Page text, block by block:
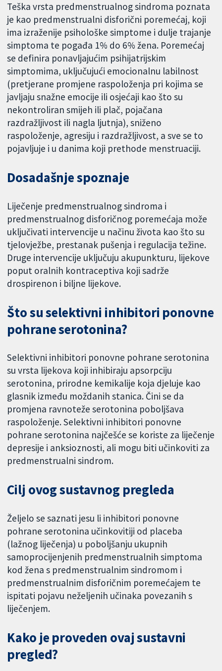
Teška vrsta predmenstrualnog sindroma poznata
je kao predmenstrualni disforični poremećaj, koji
ima izraženije psihološke simptome i dulje trajanje
simptoma te pogađa 1% do 6% žena. Poremećaj
se definira ponavljajućim psihijatrijskim
simptomima, uključujući emocionalnu labilnost
(pretjerane promjene raspoloženja pri kojima se
javljaju snažne emocije ili osjećaji kao što su
nekontroliran smijeh ili plač, pojačana
razdražljivost ili nagla ljutnja), sniženo
raspoloženje, agresiju i razdražljivost, a sve se to
pojavljuje i u danima koji prethode menstruaciji.
Dosadašnje spoznaje
Liječenje predmenstrualnog sindroma i
predmenstrualnog disforičnog poremećaja može
uključivati ​​intervencije u načinu života kao što su
tjelovježbe, prestanak pušenja i regulacija težine.
Druge intervencije uključuju akupunkturu, lijekove
poput oralnih kontraceptiva koji sadrže
drospirenon i biljne lijekove.
Što su selektivni inhibitori ponovne
pohrane serotonina?
Selektivni inhibitori ponovne pohrane serotonina
su vrsta lijekova koji inhibiraju apsorpciju
serotonina, prirodne kemikalije koja djeluje kao
glasnik između moždanih stanica. Čini se da
promjena ravnoteže serotonina poboljšava
raspoloženje. Selektivni inhibitori ponovne
pohrane serotonina najčešće se koriste za liječenje
depresije i anksioznosti, ali mogu biti učinkoviti za
predmenstrualni sindrom.
Cilj ovog sustavnog pregleda
Željelo se saznati jesu li inhibitori ponovne
pohrane serotonina učinkovitiji od placeba
(lažnog liječenja) u poboljšanju ukupnih
samoprocijenjenih predmenstrualnih simptoma
kod žena s predmenstrualnim sindromom i
predmenstrualnim disforičnim poremećajem te
ispitati pojavu neželjenih učinaka povezanih s
liječenjem.
Kako je proveden ovaj sustavni
pregled?